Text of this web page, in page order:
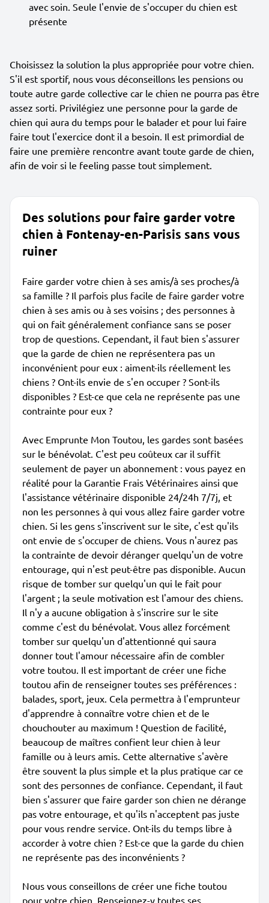
avec soin. Seule l'envie de s'occuper du chien est
présente
Choisissez la solution la plus appropriée pour votre chien.
S'il est sportif, nous vous déconseillons les pensions ou
toute autre garde collective car le chien ne pourra pas être
assez sorti. Privilégiez une personne pour la garde de
chien qui aura du temps pour le balader et pour lui faire
faire tout l'exercice dont il a besoin. Il est primordial de
faire une première rencontre avant toute garde de chien,
afin de voir si le feeling passe tout simplement.
Des solutions pour faire garder votre
chien à Fontenay-en-Parisis sans vous
ruiner
Faire garder votre chien à ses amis/à ses proches/à
sa famille ? Il parfois plus facile de faire garder votre
chien à ses amis ou à ses voisins ; des personnes à
qui on fait généralement confiance sans se poser
trop de questions. Cependant, il faut bien s'assurer
que la garde de chien ne représentera pas un
inconvénient pour eux : aiment-ils réellement les
chiens ? Ont-ils envie de s'en occuper ? Sont-ils
disponibles ? Est-ce que cela ne représente pas une
contrainte pour eux ?
Avec Emprunte Mon Toutou, les gardes sont basées
sur le bénévolat. C'est peu coûteux car il suffit
seulement de payer un abonnement : vous payez en
réalité pour la Garantie Frais Vétérinaires ainsi que
l'assistance vétérinaire disponible 24/24h 7/7j, et
non les personnes à qui vous allez faire garder votre
chien. Si les gens s'inscrivent sur le site, c'est qu'ils
ont envie de s'occuper de chiens. Vous n'aurez pas
la contrainte de devoir déranger quelqu'un de votre
entourage, qui n'est peut-être pas disponible. Aucun
risque de tomber sur quelqu'un qui le fait pour
l'argent ; la seule motivation est l'amour des chiens.
Il n'y a aucune obligation à s'inscrire sur le site
comme c'est du bénévolat. Vous allez forcément
tomber sur quelqu'un d'attentionné qui saura
donner tout l'amour nécessaire afin de combler
votre toutou. Il est important de créer une fiche
toutou afin de renseigner toutes ses préférences :
balades, sport, jeux. Cela permettra à l'emprunteur
d'apprendre à connaître votre chien et de le
chouchouter au maximum ! Question de facilité,
beaucoup de maîtres confient leur chien à leur
famille ou à leurs amis. Cette alternative s'avère
être souvent la plus simple et la plus pratique car ce
sont des personnes de confiance. Cependant, il faut
bien s'assurer que faire garder son chien ne dérange
pas votre entourage, et qu'ils n'acceptent pas juste
pour vous rendre service. Ont-ils du temps libre à
accorder à votre chien ? Est-ce que la garde du chien
ne représente pas des inconvénients ?
Nous vous conseillons de créer une fiche toutou
pour votre chien. Renseignez-y toutes ses